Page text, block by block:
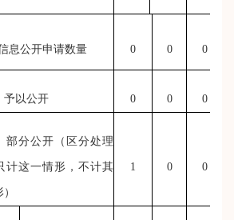
息公开申请数量 0 0 0
予以公开 0 0 0
部分公开 （区分处理
计这一情形，不计其 1 0 0